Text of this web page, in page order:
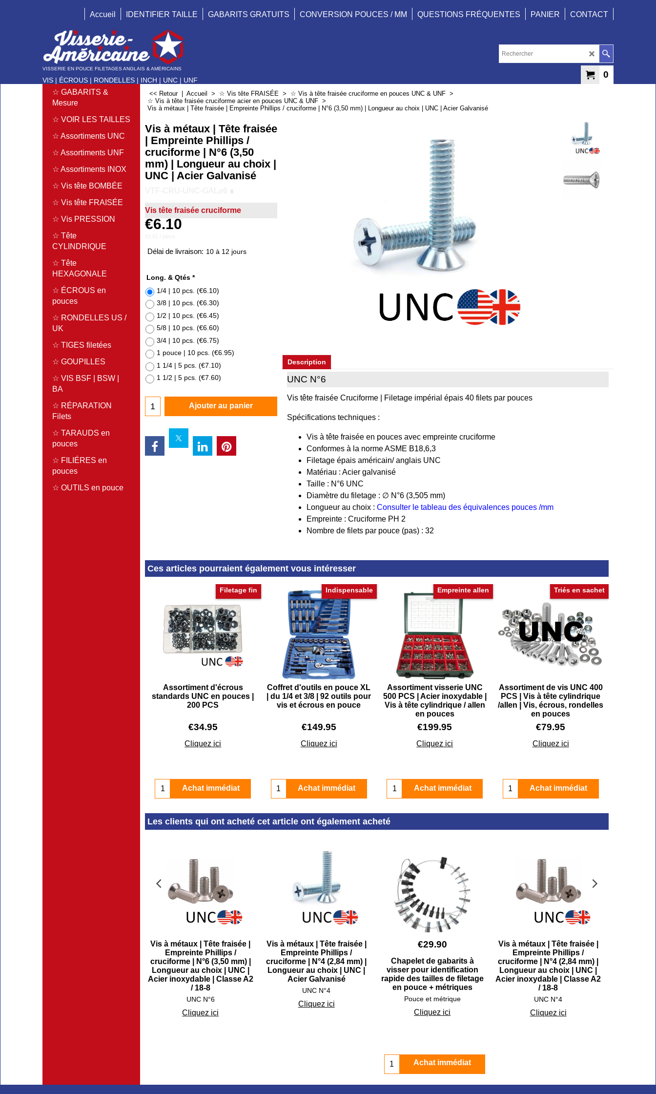
Accueil IDENTIFIER TAILLE GABARITS GRATUITS CONVERSION POUCES / MM QUESTIONS FRÉQUENTES PANIER CONTACT
VISSERIE EN POUCE FILETAGES ANGLAIS & AMÉRICAINS
VIS | ÉCROUS | RONDELLES | INCH | UNC | UNF
0
☆ GABARITS &
Mesure
☆ VOIR LES TAILLES
☆ Assortiments UNC
☆ Assortiments UNF
☆ Assortiments INOX
☆ Vis tête BOMBÉE
☆ Vis tête FRAISÉE
☆ Vis PRESSION
☆ Tête
CYLINDRIQUE
☆ Tête
HEXAGONALE
☆ ÉCROUS en
pouces
☆ RONDELLES US /
UK
☆ TIGES filetées
☆ GOUPILLES
☆ VIS BSF | BSW |
BA
☆ RÉPARATION
Filets
☆ TARAUDS en
pouces
☆ FILIÉRES en
pouces
☆ OUTILS en pouce
<< Retour Accueil > ☆ Vis tête FRAISÉE > ☆ Vis à tête fraisée cruciforme en pouces UNC & UNF >
☆ Vis à tête fraisée cruciforme acier en pouces UNC & UNF >
Vis à métaux | Tête fraisée | Empreinte Phillips / cruciforme | N°6 (3,50 mm) | Longueur au choix | UNC | Acier Galvanisé
Vis à métaux | Tête fraisée
| Empreinte Phillips /
cruciforme | N°6 (3,50
mm) | Longueur au choix |
UNC | Acier Galvanisé
Vis tête fraisée cruciforme
€6.10
Délai de livraison: 10 à 12 jours
Long. & Qtés *
1/4 | 10 pcs. (€6.10)
3/8 | 10 pcs. (€6.30)
1/2 | 10 pcs. (€6.45)
5/8 | 10 pcs. (€6.60)
3/4 | 10 pcs. (€6.75)
1 pouce | 10 pcs. (€6.95)
1 1/4 | 5 pcs. (€7.10)
1 1/2 | 5 pcs. (€7.60)
Ajouter au panier
Description
UNC N°6
Vis tête fraisée Cruciforme | Filetage impérial épais 40 filets par pouces
Spécifications techniques :
Vis à tête fraisée en pouces avec empreinte cruciforme
Conformes à la norme ASME B18,6,3
Filetage épais américain/ anglais UNC
Matériau : Acier galvanisé
Taille : N°6 UNC
Diamètre du filetage : ∅ N°6 (3,505 mm)
Longueur au choix : Consulter le tableau des équivalences pouces /mm
Empreinte : Cruciforme PH 2
Nombre de filets par pouce (pas) : 32
Ces articles pourraient également vous intéresser
Filetage fin
Assortiment d'écrous
standards UNC en pouces |
200 PCS
€34.95
Cliquez ici
Achat immédiat
Indispensable
Coffret d'outils en pouce XL
| du 1/4 et 3/8 | 92 outils pour
vis et écrous en pouce
€149.95
Cliquez ici
Achat immédiat
Empreinte allen
Assortiment visserie UNC
500 PCS | Acier inoxydable |
Vis à tête cylindrique / allen
en pouces
€199.95
Cliquez ici
Achat immédiat
Triés en sachet
Assortiment de vis UNC 400
PCS | Vis à tête cylindrique
/allen | Vis, écrous, rondelles
en pouces
€79.95
Cliquez ici
Achat immédiat
Les clients qui ont acheté cet article ont également acheté
Vis à métaux | Tête fraisée |
Empreinte Phillips /
cruciforme | N°6 (3,50 mm) |
Longueur au choix | UNC |
Acier inoxydable | Classe A2
/ 18-8
UNC N°6
Cliquez ici
Vis à métaux | Tête fraisée |
Empreinte Phillips /
cruciforme | N°4 (2,84 mm) |
Longueur au choix | UNC |
Acier Galvanisé
UNC N°4
Cliquez ici
€29.90
Chapelet de gabarits à
visser pour identification
rapide des tailles de filetage
en pouce + métriques
Pouce et métrique
Cliquez ici
Achat immédiat
Vis à métaux | Tête fraisée |
Empreinte Phillips /
cruciforme | N°4 (2,84 mm) |
Longueur au choix | UNC |
Acier inoxydable | Classe A2
/ 18-8
UNC N°4
Cliquez ici